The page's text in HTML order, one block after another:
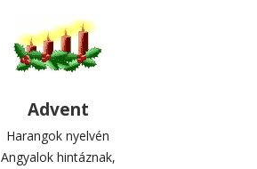
Advent
Harangok nyelvén
Angyalok hintáznak,